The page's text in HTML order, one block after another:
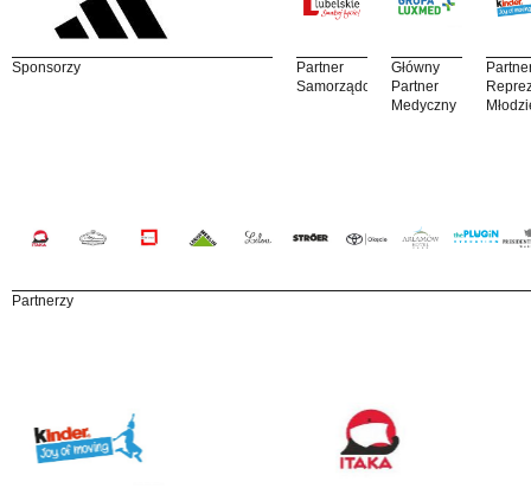
Sponsorzy
Partner
Samorządowy
Główny
Partner
Medyczny
Partnerzy